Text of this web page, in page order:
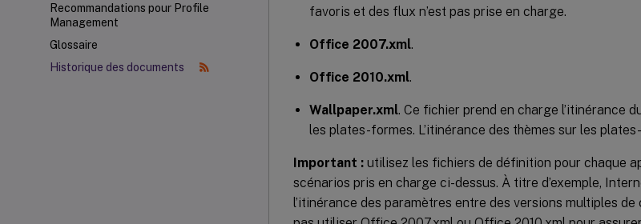
Recommandations pour Profile
Management
Glossaire
Historique des documents
favoris et des flux n’est pas prise en charge.
Office 2007.xml.
Office 2010.xml.
Wallpaper.xml. Ce fichier prend en charge l’itinérance
les plates-formes. L’itinérance des thèmes sur les
Important : utilisez les fichiers de définition pour chaque
scénarios pris en charge ci-dessus. À titre d’exemple,
l’itinérance des paramètres entre des versions multiples